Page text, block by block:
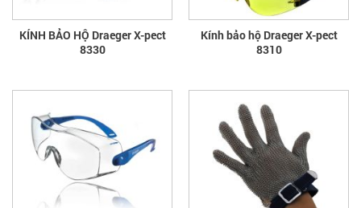
KÍNH BẢO HỘ Draeger X-pect
8330
Kính bảo hộ Draeger X-pect
8310